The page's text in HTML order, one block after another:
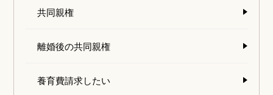
共同親権
離婚後の共同親権
養育費請求したい